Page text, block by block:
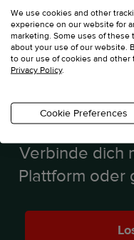
Verkaufen
mit
Printful
Designs
erstellen
Ressourcen
Preise
Verkäufe steigern
Bist du
Verbinde dich
Plattform oder
We use cookies and other
experience on our website for
marketing. Some uses of
about your use of our website.
to our use of cookies and
Privacy Policy.
Cookie Preferences